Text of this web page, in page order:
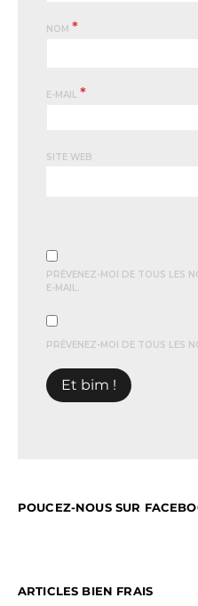
NOM *
E-MAIL *
SITE WEB
PRÉVENEZ-MOI DE TOUS LES
E-MAIL.
PRÉVENEZ-MOI DE TOUS LES
POUCEZ-NOUS SUR
ARTICLES BIEN FRAIS